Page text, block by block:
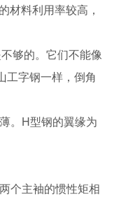
材料利用率较高，
够的。它们不能像
工字钢一样，倒角
。H型钢的翼缘为
个主袖的惯性矩相